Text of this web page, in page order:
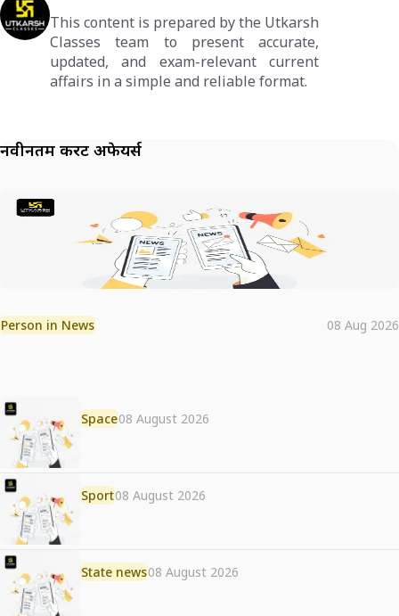
This content is prepared by the Utkarsh
Classes team to present accurate,
updated, and exam-relevant current
affairs in a simple and reliable format.
नवीनतम करेंट अफेयर्स
Person in News 08 Aug 2026
Space08 August 2026
Sport08 August 2026
State news08 August 2026